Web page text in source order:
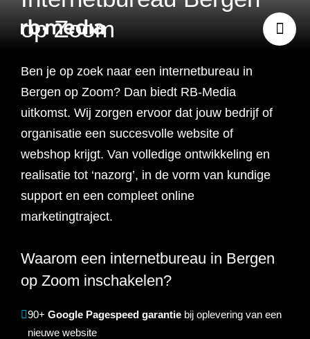
Website ontwikkeling
Website ontwikkeling
Website laten maken
Werken bij website
Webdesign bureau
Webshop ontwikkeling
Shopify webshop
ontwikkeling
Webshop laten maken
Recruitment websites
Carerix website
Vastgoed websites
Branding & Strategie
Branding
Merkverhaal
Doelgroep analyse
Strategie
Online marketing
strategie
Online marketing
Online marketing
Online marketing
bureau
SEO
Data & inzicht
Website inzicht
Over ons
Projecten
Referenties
op Zoom
Ben je op zoek naar een internetbureau in
Bergen op Zoom? Dan biedt RB-Media
uitkomst. Wij zorgen ervoor dat jouw bedrijf of
organisatie een succesvolle website of
webshop krijgt. Van volledige ontwikkeling en
realisatie tot ‘nazorg’, in de vorm van kundige
support en een compleet online
marketingtraject.
Waarom een internetbureau in Bergen
op Zoom inschakelen?
90+ Google Pagespeed garantie bij oplevering van een
nieuwe website